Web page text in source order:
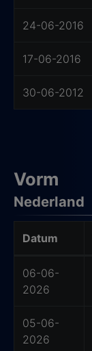
24-06-2016
17-06-2016
30-06-2012
Vorm
Nederland
Datum
06-06-
2026
05-06-
2026